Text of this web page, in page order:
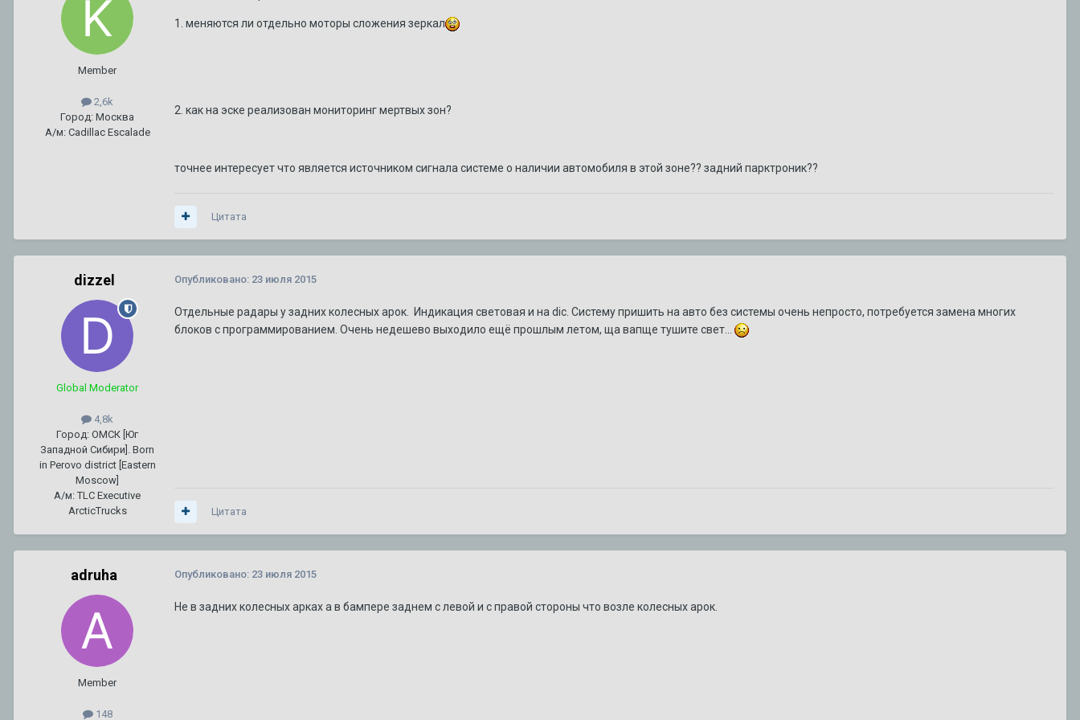
Автор: DeathRow 11 июля BLS
1
Member
2,6k
Город: Москва
А/м: Cadillac Escalade
1. меняются ли отдельно моторы сложения зеркал
2. как на эске реализован мониторинг мертвых зон?
точнее интересует что является источником сигнала системе о наличии автомобиля в этой зоне?? задний парктроник??
Цитата
dizzel
Global Moderator
4,8k
Город: ОМСК [Юг
Западной Сибири]. Born
in Perovo district [Eastern
Moscow]
А/м: TLC Executive
ArcticTrucks
Опубликовано: 23 июля 2015
Отдельные радары у задних колесных арок. Индикация световая и на dic. Систему пришить на авто без системы очень непросто, потребуется замена многих
блоков с программированием. Очень недешево выходило ещё прошлым летом, ща вапще тушите свет...
Цитата
adruha
Member
148
Опубликовано: 23 июля 2015
Не в задних колесных арках а в бампере заднем с левой и с правой стороны что возле колесных арок.